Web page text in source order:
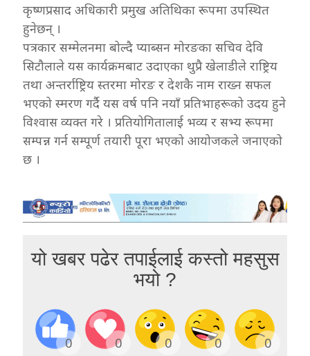
कृष्णप्रसाद अधिकारी प्रमुख अतिथिका रूपमा उपस्थित
हुनेछन् ।
पत्रकार सम्मेलनमा बोल्दै प्याब्सन मोरङका सचिव देवि
सिटौलाले यस कार्यक्रमबाट उदाएका थुप्रै खेलाडीले राष्ट्रिय
तथा अन्तर्राष्ट्रिय स्तरमा मोरङ र देशकै नाम राख्न सफल
भएको स्मरण गर्दै यस वर्ष पनि नयाँ प्रतिभाहरूको उदय हुने
विश्वास व्यक्त गरे । प्रतियोगितालाई भव्य र सभ्य रूपमा
सम्पन्न गर्न सम्पूर्ण तयारी पूरा भएको आयोजकले जनाएको
छ ।
यो खबर पढेर तपाईलाई कस्तो महसुस
भयो ?
0 0 0 0 0